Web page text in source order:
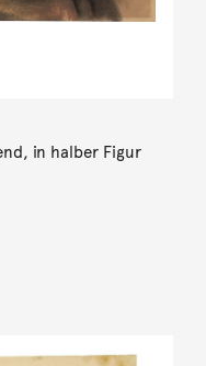
in halber Figur